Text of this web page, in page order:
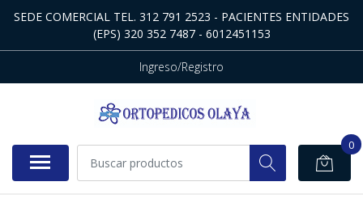
SEDE COMERCIAL TEL. 312 791 2523 - PACIENTES ENTIDADES
(EPS) 320 352 7487 - 6012451153
Ingreso/Registro
0